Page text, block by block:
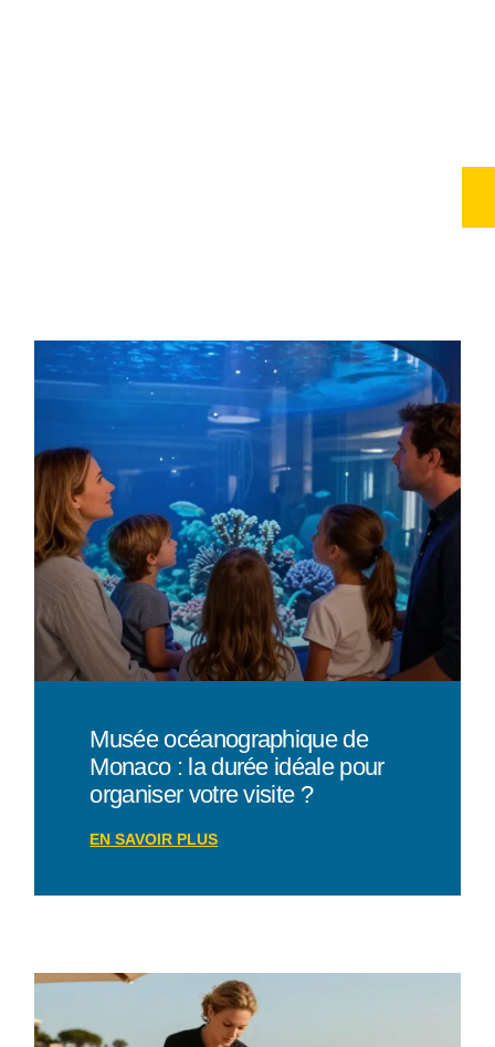
Musée océanographique de
Monaco : la durée idéale pour
organiser votre visite ?
EN SAVOIR PLUS